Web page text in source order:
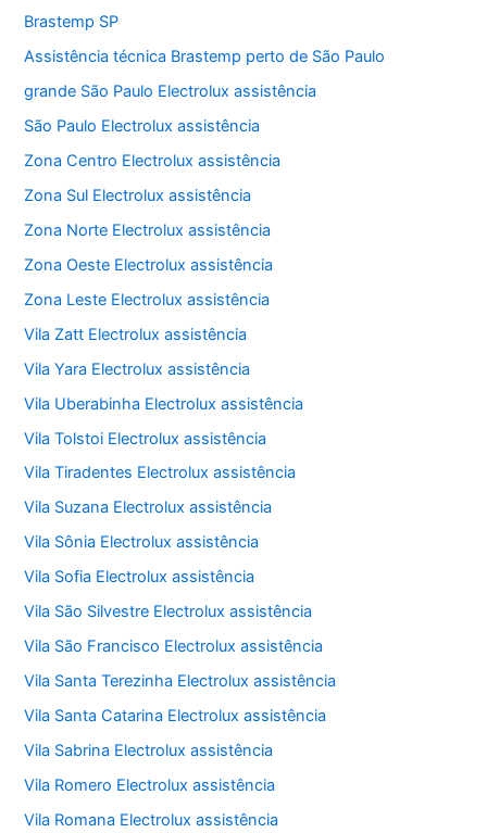
Brastemp SP
Assistência técnica Brastemp perto de São Paulo
grande São Paulo Electrolux assistência
São Paulo Electrolux assistência
Zona Centro Electrolux assistência
Zona Sul Electrolux assistência
Zona Norte Electrolux assistência
Zona Oeste Electrolux assistência
Zona Leste Electrolux assistência
Vila Zatt Electrolux assistência
Vila Yara Electrolux assistência
Vila Uberabinha Electrolux assistência
Vila Tolstoi Electrolux assistência
Vila Tiradentes Electrolux assistência
Vila Suzana Electrolux assistência
Vila Sônia Electrolux assistência
Vila Sofia Electrolux assistência
Vila São Silvestre Electrolux assistência
Vila São Francisco Electrolux assistência
Vila Santa Terezinha Electrolux assistência
Vila Santa Catarina Electrolux assistência
Vila Sabrina Electrolux assistência
Vila Romero Electrolux assistência
Vila Romana Electrolux assistência